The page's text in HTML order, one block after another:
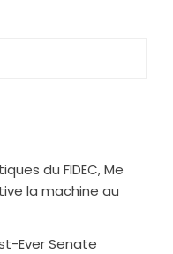
du FIDEC, Me
la machine au
Ever Senate